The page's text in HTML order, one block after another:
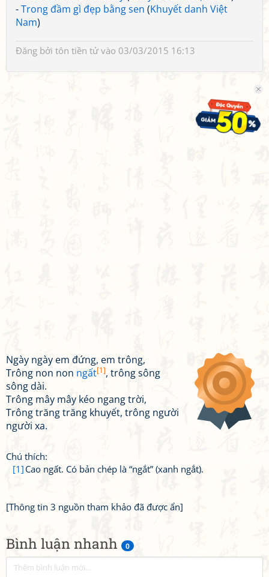
Bình luận nhanh 0
-Trong đầm gì đẹp bằng sen (Khuyết danh Việt
Nam)
Đăng bởi tôn tiền tửvào 03/03/2015 16:13
Ngày ngày em đứng, em trông,
Trông non non ngất[1], trông sông
sông dài.
Trông mây mây kéo ngang trời,
Trông trăng trăng khuyết, trông người
người xa.
Chú thích:
[1] Cao ngất. Có bản chép là “ngắt” (xanh ngắt).
[Thông tin 3 nguồn tham khảo đã được ẩn]